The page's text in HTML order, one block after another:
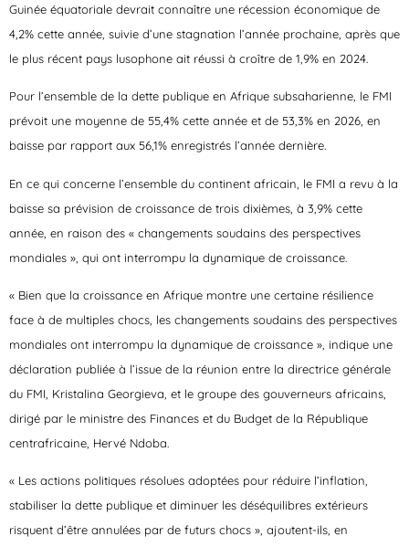
Guinée équatoriale devrait connaître une récession économique de
4,2% cette année, suivie d’une stagnation l’année prochaine, après que
le plus récent pays lusophone ait réussi à croître de 1,9% en 2024.
Pour l’ensemble de la dette publique en Afrique subsaharienne, le FMI
prévoit une moyenne de 55,4% cette année et de 53,3% en 2026, en
baisse par rapport aux 56,1% enregistrés l’année dernière.
En ce qui concerne l’ensemble du continent africain, le FMI a revu à la
baisse sa prévision de croissance de trois dixièmes, à 3,9% cette
année, en raison des « changements soudains des perspectives
mondiales », qui ont interrompu la dynamique de croissance.
« Bien que la croissance en Afrique montre une certaine résilience
face à de multiples chocs, les changements soudains des perspectives
mondiales ont interrompu la dynamique de croissance », indique une
déclaration publiée à l’issue de la réunion entre la directrice générale
du FMI, Kristalina Georgieva, et le groupe des gouverneurs africains,
dirigé par le ministre des Finances et du Budget de la République
centrafricaine, Hervé Ndoba.
« Les actions politiques résolues adoptées pour réduire l’inflation,
stabiliser la dette publique et diminuer les déséquilibres extérieurs
risquent d’être annulées par de futurs chocs », ajoutent-ils, en